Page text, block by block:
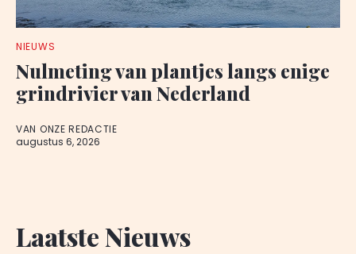
NIEUWS
Nulmeting van plantjes langs enige
grindrivier van Nederland
VAN ONZE REDACTIE
augustus 6, 2026
Laatste Nieuws